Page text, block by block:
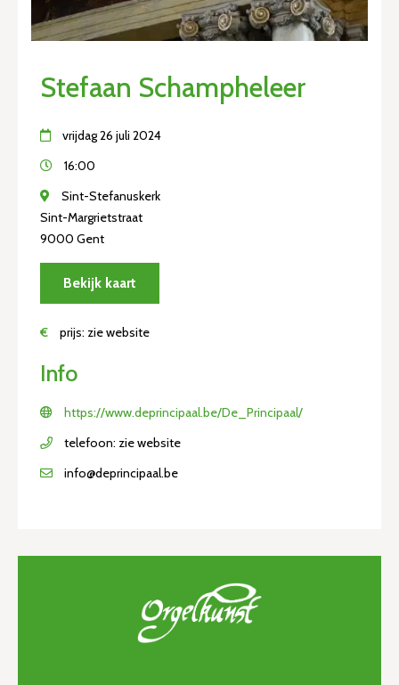
Stefaan Schampheleer
vrijdag 26 juli 2024
16:00
Sint-Stefanuskerk
Sint-Margrietstraat
9000 Gent
Bekijk kaart
€ prijs: zie website
Info
https://www.deprincipaal.be/De_Principaal/
telefoon: zie website
info@deprincipaal.be